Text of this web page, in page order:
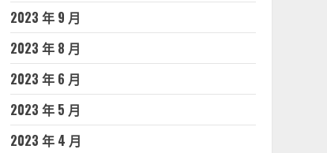
2023 年 9 月
2023 年 8 月
2023 年 6 月
2023 年 5 月
2023 年 4 月